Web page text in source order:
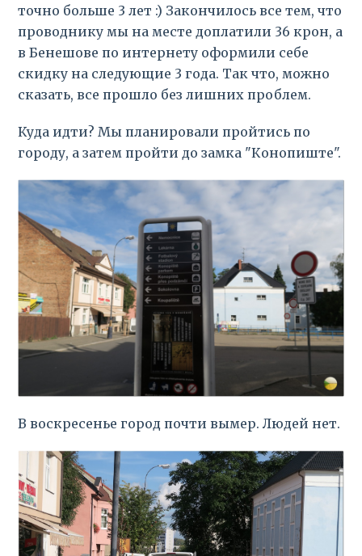
точно больше 3 лет :) Закончилось все тем, что
проводнику мы на месте доплатили 36 крон, а
в Бенешове по интернету оформили себе
скидку на следующие 3 года. Так что, можно
сказать, все прошло без лишних проблем.
Куда идти? Мы планировали пройтись по
городу, а затем пройти до замка "Конопиште".
В воскресенье город почти вымер. Людей нет.